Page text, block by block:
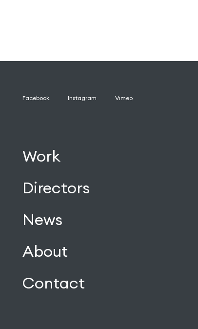
Facebook Instagram Vimeo
Work
Directors
News
About
Contact